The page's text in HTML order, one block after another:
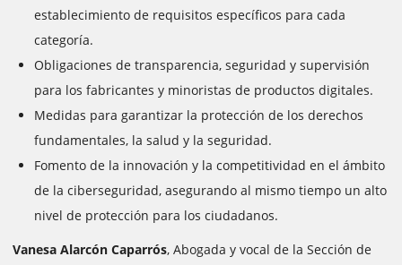
establecimiento de requisitos específicos para cada
categoría.
Obligaciones de transparencia, seguridad y supervisión
para los fabricantes y minoristas de productos digitales.
Medidas para garantizar la protección de los derechos
fundamentales, la salud y la seguridad.
Fomento de la innovación y la competitividad en el ámbito
de la ciberseguridad, asegurando al mismo tiempo un alto
nivel de protección para los ciudadanos.
Vanesa Alarcón Caparrós, Abogada y vocal de la Sección de